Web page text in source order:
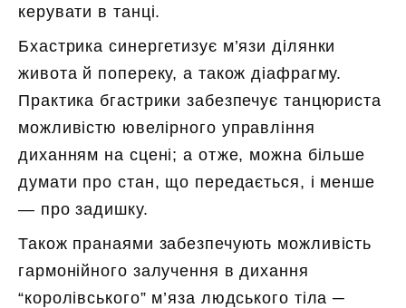
керувати в танці.
Бхастрика синергетизує м’язи ділянки
живота й попереку, а також діафрагму.
Практика бгастрики забезпечує танцюриста
можливістю ювелірного управління
диханням на сцені; а отже, можна більше
думати про стан, що передається, і менше
— про задишку.
Також пранаями забезпечують можливість
гармонійного залучення в дихання
“королівського” м’яза людського тіла ─